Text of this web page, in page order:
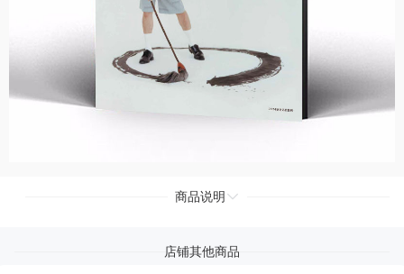
商品说明
店铺其他商品